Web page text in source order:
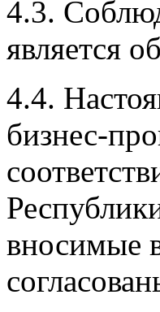
4.3.
является
4.4.
бизнес-
вносимые